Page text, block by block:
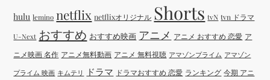
hulu lemino netflix netflixオリジナル Shorts tvN tvn ドラマ
U-Next おすすめ おすすめ映画 アニメ アニメ おすすめ 恋愛 ア
ニメ映画 名作 アニメ無料動画 アニメ 無料視聴 アマゾンプライム アマゾン
プライム 映画 キムテリ ドラマ ドラマおすすめ 恋愛 ランキング 今期 アニ